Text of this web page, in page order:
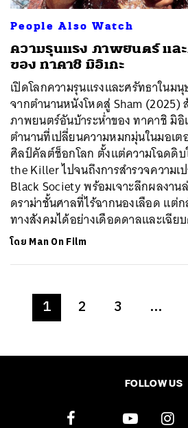
People Also Watch
ความรุนแรง ภาพยนตร์ แล
ของ ทาคาชิ มิอิเกะ
เปิดโลกความรุนแรงและศรัทธาในม
จากตำนานหนังโหดสู่ Sham (2025)
ภาพยนตร์อันบ้าระห่ำของ ทาคาชิ มิอิ
ตำนานที่เปลี่ยนความหมกมุ่นในมอเต
ศิลป์คัลต์ช็อกโลก ตั้งแต่ความโฉดดิ
the Killer ไปจนถึงการสำรวจความเ
Black Society พร้อมเจาะลึกผลงาน
ดราม่าชั้นศาลที่ไร้ฉากนองเลือด แต่
ทางสังคมได้อย่างเดือดดาลและเฉี
โดย Man On Film
1 2 3 …
FOLLOW US